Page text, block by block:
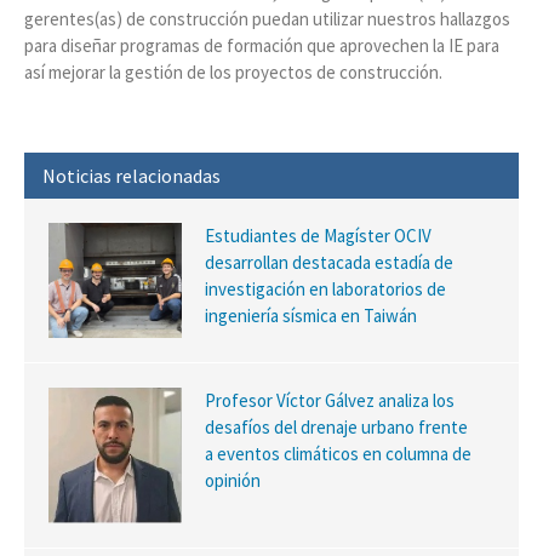
gerentes(as) de construcción puedan utilizar nuestros hallazgos
para diseñar programas de formación que aprovechen la IE para
así mejorar la gestión de los proyectos de construcción.
Noticias relacionadas
Estudiantes de Magíster OCIV
desarrollan destacada estadía de
investigación en laboratorios de
ingeniería sísmica en Taiwán
Profesor Víctor Gálvez analiza los
desafíos del drenaje urbano frente
a eventos climáticos en columna de
opinión